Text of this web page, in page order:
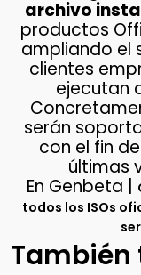
archivo
productos
ampliando el
clientes
ejecutan
serán
con el fin
últimas
En Genbeta |
todos los ISOs
También